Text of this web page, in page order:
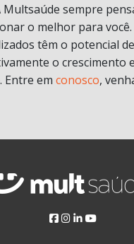
Multsaúde sempre
o melhor para você.
têm o potencial
o crescimento
Entre em conosco,